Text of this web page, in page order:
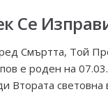
Се
Смъртта, Той
е роден на
Втората